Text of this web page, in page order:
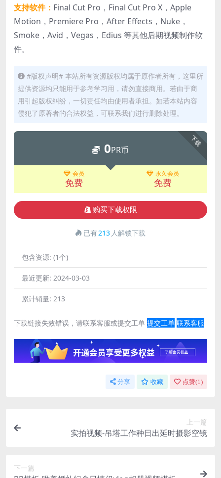
支持软件： Final Cut Pro，Final Cut Pro X，Apple
Motion，Premiere Pro，After Effects，Nuke，
Smoke，Avid，Vegas，Edius 等其他后期视频制作软
件。
#版权声明# 本站所有资源版权均属于原作者所有，这里所
提供资源均只能用于参考学习用，请勿直接商用。若由于商
用引起版权纠纷，一切责任均由使用者承担。如若本站内容
侵犯了原著者的合法权益，可联系我们进行删除处理。
下载
0PR币
会员
免费
永久会员
免费
购买下载权限
已有213 人解锁下载
包含资源: (1个)
最近更新: 2024-03-03
累计销量: 213
下载链接失效错误，请联系客服或提交工单 提交工单 联系客服
分享 收藏 点赞(1)
上一篇
实拍视频-吊塔工作种日出延时摄影空镜
下一篇